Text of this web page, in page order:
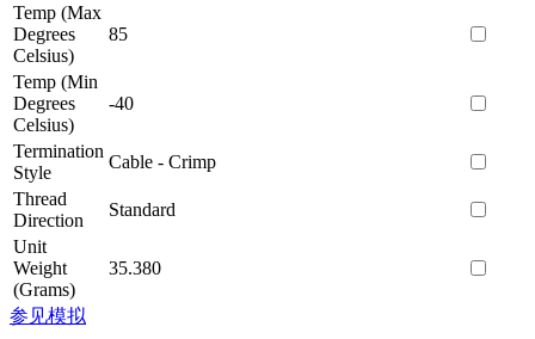
Temp (Max
Degrees
Celsius)
85
Temp (Min
Degrees
Celsius)
-40
Termination
Style
Cable - Crimp
Thread
Direction
Standard
Unit
Weight
(Grams)
35.380
参见模拟